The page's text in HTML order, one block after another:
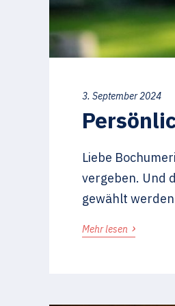
3. September 2024
Liebe
vergeben. Und
gewählt
Mehr lesen ›